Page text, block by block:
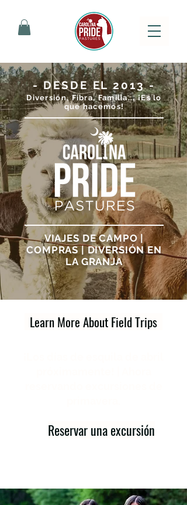
- DESDE EL 2013 -
Diversión, Fibra, Familia... ¡Es lo
que hacemos!
VIAJES DE CAMPO |
COMPRAS | DIVERSIÓN EN
LA GRANJA
Learn More About Field Trips
Reservar una excursión